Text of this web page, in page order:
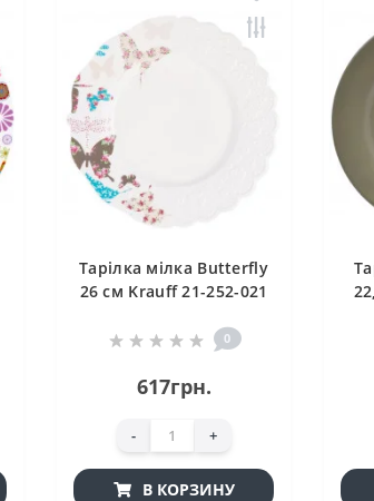
Тарілка мілка Butterfly
26 см Krauff 21-252-021
0
617грн.
- +
В КОРЗИНУ